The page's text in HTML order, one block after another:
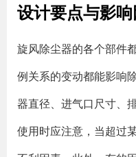
设计要点与影
旋风除尘器的各个部件
例关系的变动都能影响
器直径、进气口尺寸、
使用时应注意，当超过